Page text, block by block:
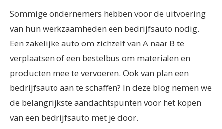
Sommige ondernemers hebben voor de uitvoering
van hun werkzaamheden een bedrijfsauto nodig.
Een zakelijke auto om zichzelf van A naar B te
verplaatsen of een bestelbus om materialen en
producten mee te vervoeren. Ook van plan een
bedrijfsauto aan te schaffen? In deze blog nemen we
de belangrijkste aandachtspunten voor het kopen
van een bedrijfsauto met je door.